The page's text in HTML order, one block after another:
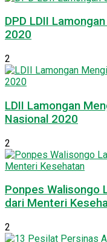
DPD LDII
2020
2
LDII Lamongan
Nasional 2020
2
Ponpes Walisongo
dari Menteri
2